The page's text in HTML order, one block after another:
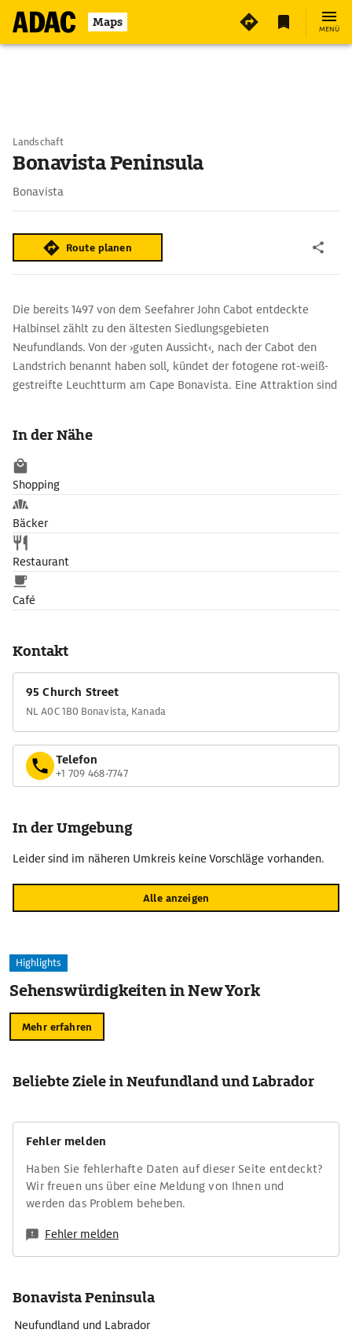
Maps MENÜ
Landschaft
Bonavista Peninsula
Bonavista
Route planen
Die bereits 1497 von dem Seefahrer John Cabot entdeckte
Halbinsel zählt zu den ältesten Siedlungsgebieten
Neufundlands. Von der ›guten Aussicht‹, nach der Cabot den
Landstrich benannt haben soll, kündet der fotogene rot-weiß-
gestreifte Leuchtturm am Cape Bonavista. Eine Attraktion sind
Kabeljaufischerei erwartet Besucher im Ort Bonavista. Das
südlich gelegene Fischerdorf Trinity fasziniert mit seinen
malerischen, historischen Holzhäusern.
In der Nähe
Shopping
Bäcker
Restaurant
Café
Kontakt
95 Church Street
NL A0C 1B0 Bonavista, Kanada
Telefon
+1 709 468-7747
In der Umgebung
Leider sind im näheren Umkreis keine Vorschläge vorhanden.
Alle anzeigen
Highlights
Sehenswürdigkeiten in New York
Mehr erfahren
Beliebte Ziele in Neufundland und Labrador
Fehler melden
Haben Sie fehlerhafte Daten auf dieser Seite entdeckt?
Wir freuen uns über eine Meldung von Ihnen und
werden das Problem beheben.
Fehler melden
Bonavista Peninsula
Neufundland und Labrador